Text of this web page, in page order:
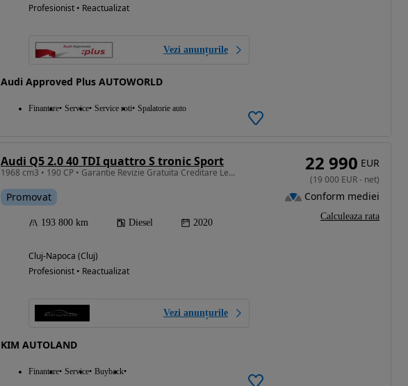
Profesionist • Reactualizat
Vezi anunțurile
Audi Approved Plus AUTOWORLD
Finantare Service Service roti Spalatorie auto
Audi Q5 2.0 40 TDI quattro S tronic Sport
1968 cm3 • 190 CP • Garantie Revizie Gratuita Creditare Leasing Rate Fixe S LINE
Promovat
193 800 km Diesel 2020
Cluj-Napoca (Cluj)
Profesionist • Reactualizat
Vezi anunțurile
KIM AUTOLAND
Finantare Service Buyback
22 990 EUR
(19 000 EUR- net)
Conform mediei
Calculeaza rata